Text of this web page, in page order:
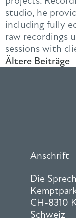
studio, he
including fully
raw recordings
sessions with
Ältere Beiträge
Anschrift
Die
CH-8310
Schweiz